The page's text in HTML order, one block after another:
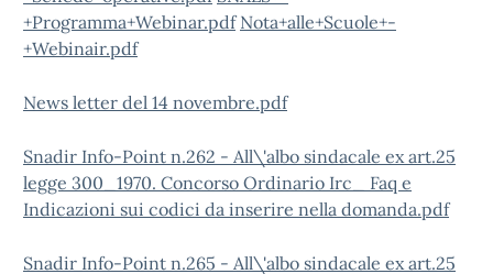
+Programma+Webinar.pdf Nota+alle+Scuole+-
+Webinair.pdf
News letter del 14 novembre.pdf
Snadir Info-Point n.262 - All\'albo sindacale ex art.25
legge 300_1970. Concorso Ordinario Irc_ Faq e
Indicazioni sui codici da inserire nella domanda.pdf
Snadir Info-Point n.265 - All\'albo sindacale ex art.25